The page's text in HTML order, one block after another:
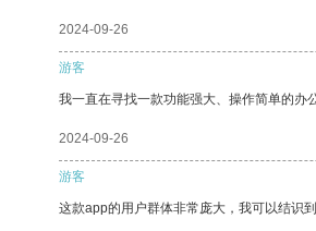
2024-09-26
游客
我一直在寻找一款功能强大、操作简单的办
2024-09-26
游客
这款app的用户群体非常庞大，我可以结识